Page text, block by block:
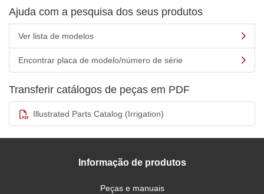
Ajuda com a pesquisa dos seus produtos
Ver lista de modelos
Encontrar placa de modelo/número de série
Transferir catálogos de peças em PDF
Illustrated Parts Catalog (Irrigation)
Informação de produtos
Peças e manuais